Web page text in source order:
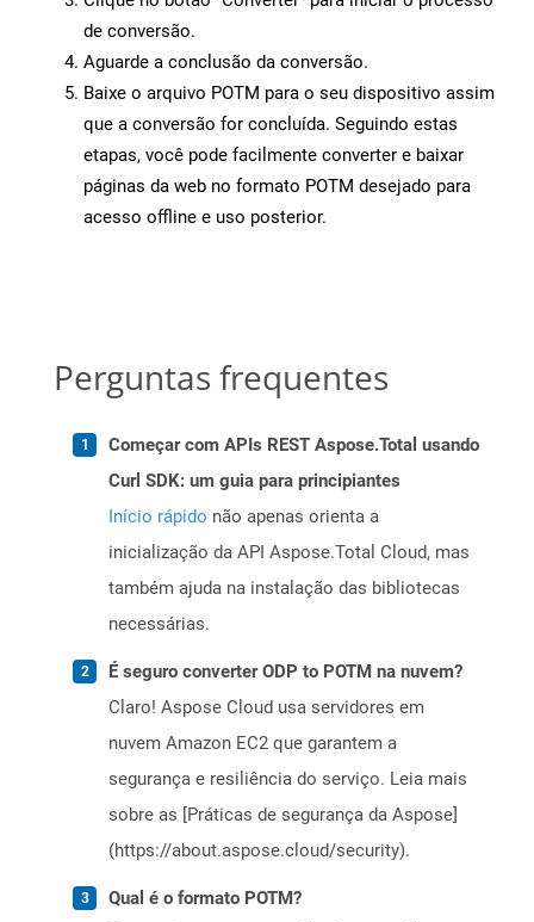
de conversão.
Aguarde a conclusão da conversão.
Baixe o arquivo POTM para o seu dispositivo assim
que a conversão for concluída. Seguindo estas
etapas, você pode facilmente converter e baixar
páginas da web no formato POTM desejado para
acesso offline e uso posterior.
Perguntas frequentes
Começar com APIs REST Aspose.Total usando
Curl SDK: um guia para principiantes
Início rápido não apenas orienta a
inicialização da API Aspose.Total Cloud, mas
também ajuda na instalação das bibliotecas
necessárias.
É seguro converter ODP to POTM na nuvem?
Claro! Aspose Cloud usa servidores em
nuvem Amazon EC2 que garantem a
segurança e resiliência do serviço. Leia mais
sobre as [Práticas de segurança da Aspose]
(https://about.aspose.cloud/security).
Qual é o formato POTM?